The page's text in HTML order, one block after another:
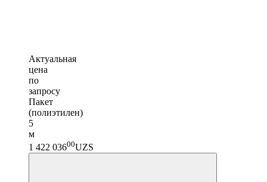
Актуальная
цена
по
запросу
Пакет
(полиэтилен)
5
м
1 422 03600UZS